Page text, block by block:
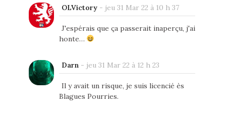
OLVictory- jeu 31 Mar 22 à 10 h 37
J'espérais que ça passerait inaperçu, j'ai
honte…
Darn - jeu 31 Mar 22 à 12 h 23
Il y avait un risque, je suis licencié ès
Blagues Pourries.